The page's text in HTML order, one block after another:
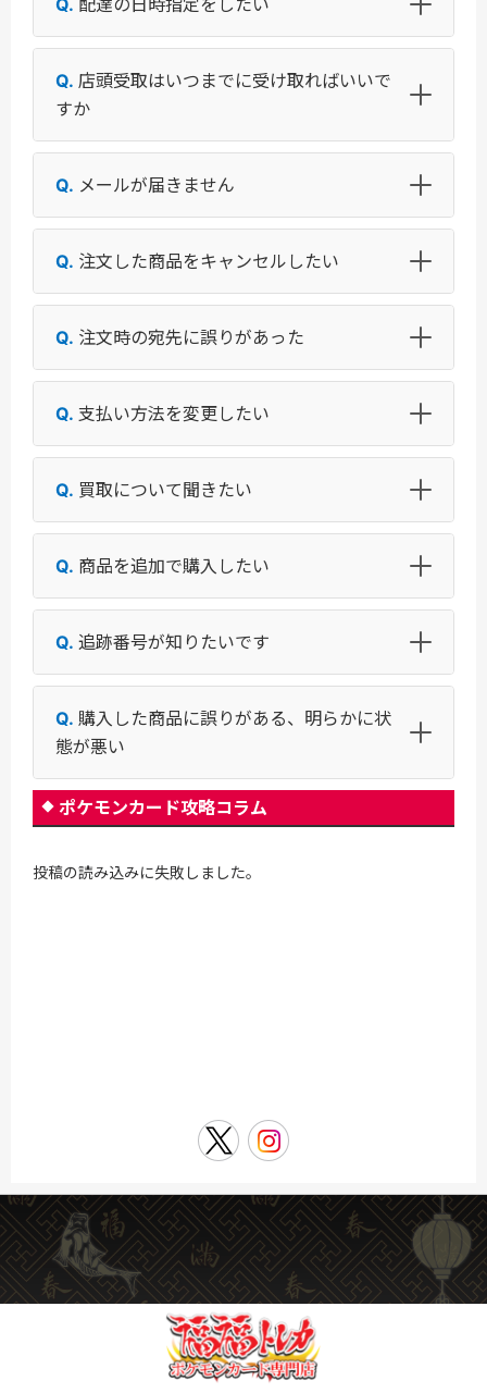
店頭受取はいつまでに受け取ればいいで
すか
メールが届きません
注文した商品をキャンセルしたい
注文時の宛先に誤りがあった
支払い方法を変更したい
買取について聞きたい
商品を追加で購入したい
追跡番号が知りたいです
購入した商品に誤りがある、明らかに状
態が悪い
ポケモンカード攻略コラム
投稿の読み込みに失敗しました。